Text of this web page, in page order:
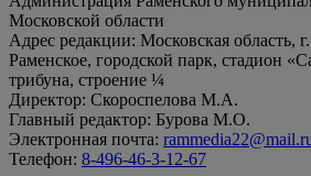
Московской области
Адрес редакции: Московская область, г.
Раменское, городской парк, стадион
трибуна, строение ¼
Директор: Скороспелова М.А.
Главный редактор: Бурова М.О.
Электронная почта:
Телефон: 8-496-46-3-12-67